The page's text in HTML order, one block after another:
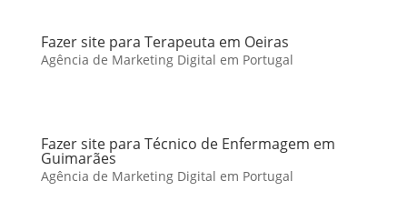
Fazer site para Terapeuta em Oeiras
Agência de Marketing Digital em Portugal
Fazer site para Técnico de Enfermagem em
Guimarães
Agência de Marketing Digital em Portugal